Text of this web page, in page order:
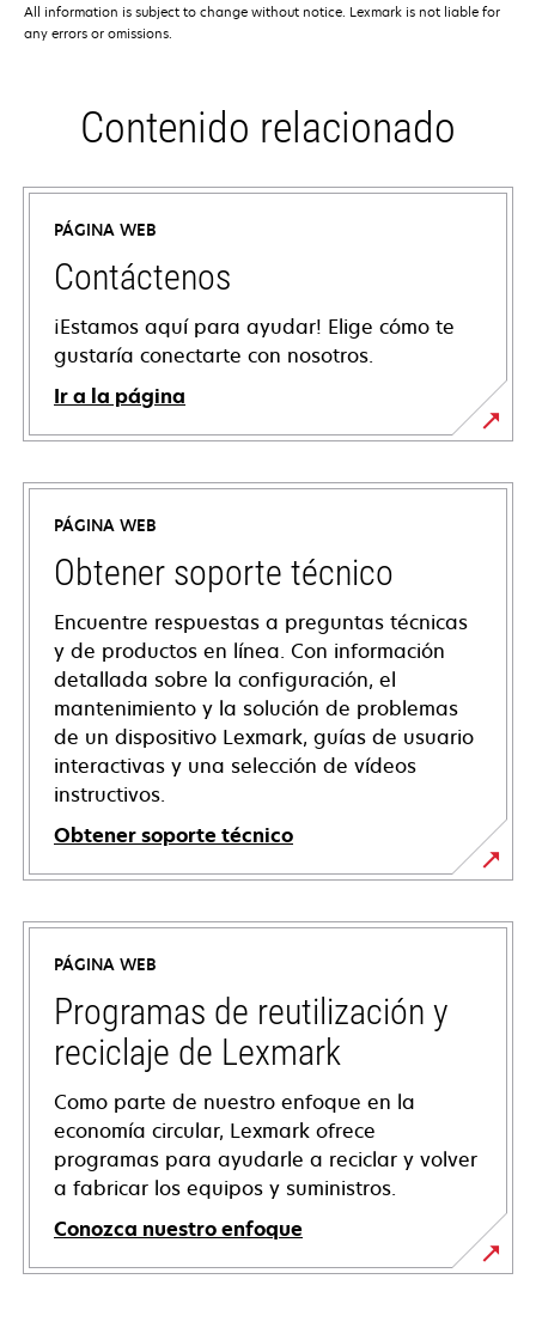
All information is subject to change without notice. Lexmark is not liable for
any errors or omissions.
Contenido relacionado
PÁGINA WEB
Contáctenos
¡Estamos aquí para ayudar! Elige cómo te
gustaría conectarte con nosotros.
Ir a la página
PÁGINA WEB
Obtener soporte técnico
Encuentre respuestas a preguntas técnicas
y de productos en línea. Con información
detallada sobre la configuración, el
mantenimiento y la solución de problemas
de un dispositivo Lexmark, guías de usuario
interactivas y una selección de vídeos
instructivos.
Obtener soporte técnico
opens
in
new
tab
PÁGINA WEB
Programas de reutilización y
reciclaje de Lexmark
Como parte de nuestro enfoque en la
economía circular, Lexmark ofrece
programas para ayudarle a reciclar y volver
a fabricar los equipos y suministros.
Conozca nuestro enfoque